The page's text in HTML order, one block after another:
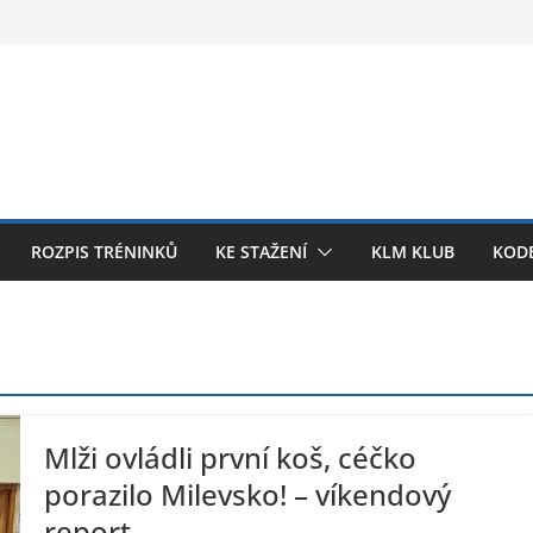
ROZPIS TRÉNINKŮ KE STAŽENÍ KLM KLUB
Mlži ovládli první koš, céčko
porazilo Milevsko! – víkendový